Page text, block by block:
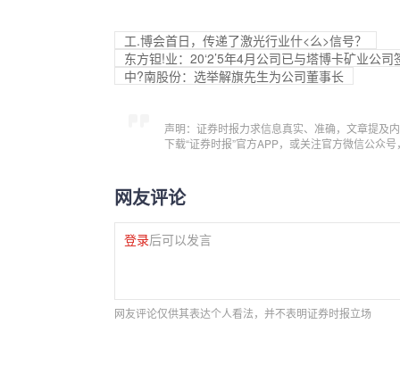
工.博会首日，传递了激光行业什<么>信号？
东方钽!业：20‘2’5年4月公司已与塔博卡矿业公
中?南股份：选举解旗先生为公司董事长
声明：证券时报力求信息真实、准确，文章提及
下载“证券时报”官方APP，或关注官方微信公众
网友评论
登录后可以发言
网友评论仅供其表达个人看法，并不表明证券时报立场